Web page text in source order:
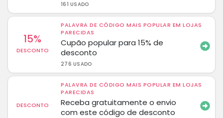
161 USADO
15%
DESCONTO
PALAVRA DE CÓDIGO MAIS POPULAR EM LOJAS
PARECIDAS
Cupão popular para 15% de
desconto
276 USADO
DESCONTO
PALAVRA DE CÓDIGO MAIS POPULAR EM LOJAS
PARECIDAS
Receba gratuitamente o envio
com este código de desconto